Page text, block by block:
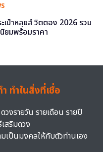
เป๋าหลุยส์ วิตตอง 2026 รวม
ยมพร้อมราคา
ทำในสิ่งที่เชื่อ
วงรายวัน รายเดือน รายปี
สริมดวง
เป็นมงคลให้กับตัวท่านเอง